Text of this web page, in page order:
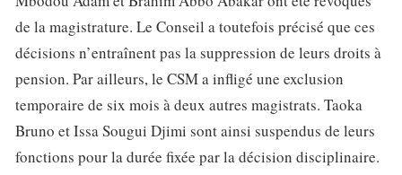
de la magistrature. Le Conseil a toutefois précisé que ces
décisions n’entraînent pas la suppression de leurs droits à
pension. Par ailleurs, le CSM a infligé une exclusion
temporaire de six mois à deux autres magistrats. Taoka
Bruno et Issa Sougui Djimi sont ainsi suspendus de leurs
fonctions pour la durée fixée par la décision disciplinaire.